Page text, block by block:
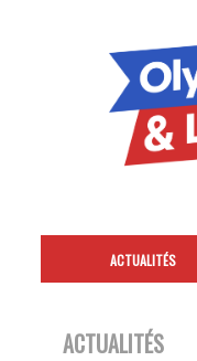
ACTUALITÉS
ACTUALITÉS